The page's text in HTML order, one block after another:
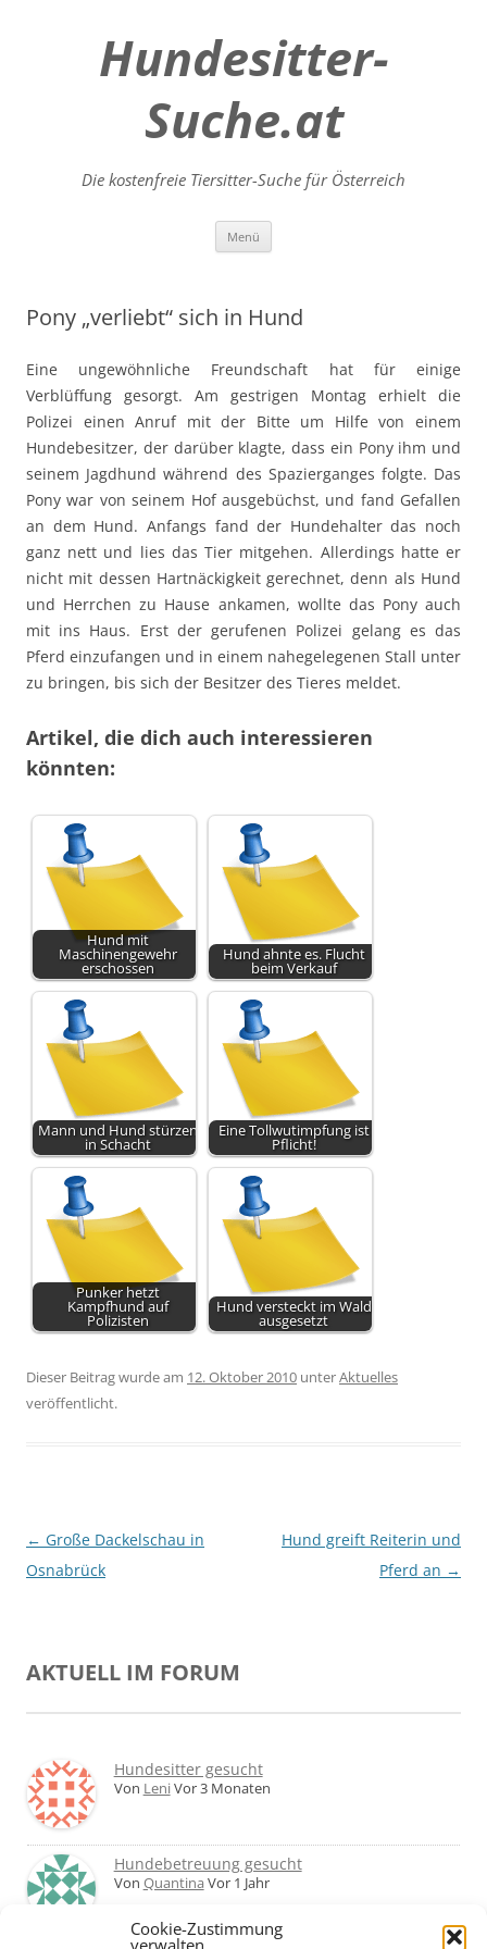
Cookie-Zustimmung
verwalten
Hundesitter-
Suche.at
Die kostenfreie Tiersitter-Suche für Österreich
Menü
Pony „verliebt“ sich in Hund
Eine ungewöhnliche Freundschaft hat für einige
Verblüffung gesorgt. Am gestrigen Montag erhielt die
Polizei einen Anruf mit der Bitte um Hilfe von einem
Hundebesitzer, der darüber klagte, dass ein Pony ihm und
seinem Jagdhund während des Spazierganges folgte. Das
Pony war von seinem Hof ausgebüchst, und fand Gefallen
an dem Hund. Anfangs fand der Hundehalter das noch
ganz nett und lies das Tier mitgehen. Allerdings hatte er
nicht mit dessen Hartnäckigkeit gerechnet, denn als Hund
und Herrchen zu Hause ankamen, wollte das Pony auch
mit ins Haus. Erst der gerufenen Polizei gelang es das
Pferd einzufangen und in einem nahegelegenen Stall unter
zu bringen, bis sich der Besitzer des Tieres meldet.
Artikel, die dich auch interessieren
könnten:
Hund mit
Maschinengewehr
erschossen
Hund ahnte es. Flucht
beim Verkauf
Mann und Hund stürzen
in Schacht
Eine Tollwutimpfung ist
Pflicht!
Punker hetzt
Kampfhund auf
Polizisten
Hund versteckt im Wald
ausgesetzt
Dieser Beitrag wurde am 12. Oktober 2010 unterAktuelles
veröffentlicht.
Beitragsnavigation
← Große Dackelschau in
Osnabrück
Hund greift Reiterin und
Pferd an →
AKTUELL IM FORUM
Hundesitter gesucht
Von LeniVor 3 Monaten
Hundebetreuung gesucht
Von Quantina Vor 1 Jahr